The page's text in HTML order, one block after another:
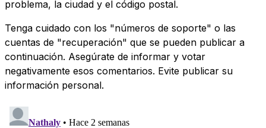
problema, la ciudad y el código postal.
Tenga cuidado con los "números de soporte" o las
cuentas de "recuperación" que se pueden publicar a
continuación. Asegúrate de informar y votar
negativamente esos comentarios. Evite publicar su
información personal.